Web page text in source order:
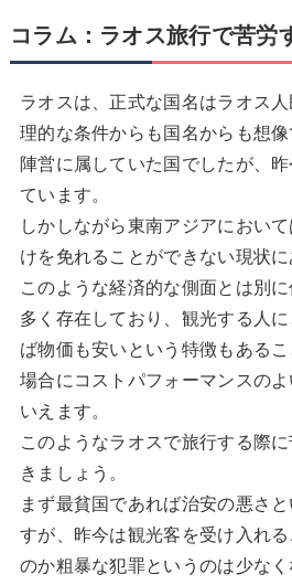
コラム：ラオス旅行で苦労
ラオスは、正式な国名はラオス
理的な条件からも国名からも想
陣営に属していた国でしたが、
ています。
しかしながら東南アジアにおい
けを免れることができない現状に
このような経済的な側面とは別
多く存在しており、観光する人
ば物価も安いという特徴もある
場合にコストパフォーマンスの
いえます。
このようなラオスで旅行する際
きましょう。
まず最貧国であれば治安の悪さ
すが、昨今は観光客を受け入れ
のか粗暴な犯罪というのは少なく